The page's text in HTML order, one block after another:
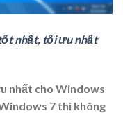
nhất, tối ưu nhất
nhất cho Windows
7 thì không